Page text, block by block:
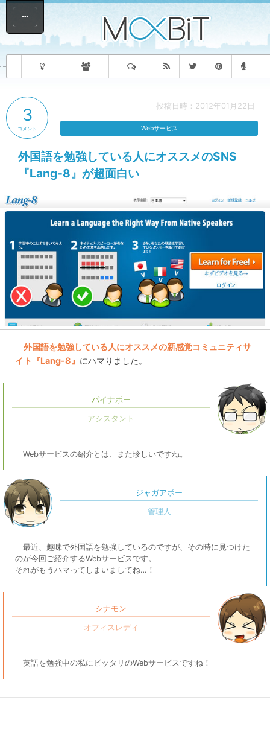
投稿日時：2012年01月22日
外国語を勉強している人にオススメのSNS
『Lang-8』が超面白い
3
コメント Webサービス
外国語を勉強している人にオススメの新感覚コミュニティサ
イト『Lang-8』 にハマりました。
パイナポー
Webサービスの紹介とは、また珍しいですね。
ジャガアポー
最近、趣味で外国語を勉強しているのですが、その時に見つけた
のが今回ご紹介するWebサービスです。
それがもうハマってしまいましてね…！
シナモン
英語を勉強中の私にピッタリのWebサービスですね！